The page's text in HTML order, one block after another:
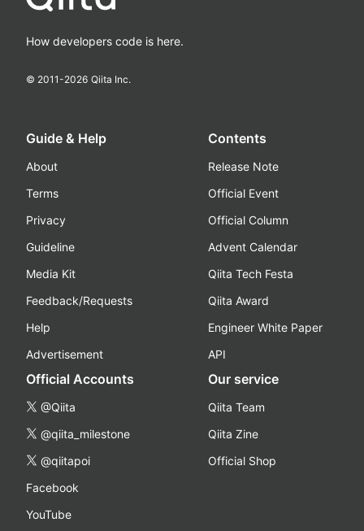
How developers code is here.
© 2011-2026 Qiita Inc.
Guide & Help
About
Terms
Privacy
Guideline
Media Kit
Feedback/Requests
Help
Advertisement
Contents
Release Note
Official Event
Official Column
Advent Calendar
Qiita Tech Festa
Qiita Award
Engineer White Paper
API
Official Accounts
@Qiita
@qiita_milestone
@qiitapoi
Facebook
YouTube
Our service
Qiita Team
Qiita Zine
Official Shop